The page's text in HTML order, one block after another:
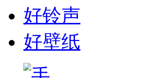
好铃声
好壁纸